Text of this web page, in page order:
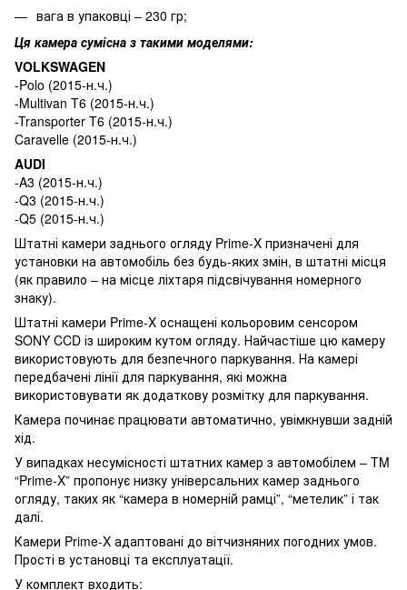
вага в упаковці – 230 гр;
Ця камера сумісна з такими моделями:
VOLKSWAGEN
-Polo (2015-н.ч.)
-Multivan T6 (2015-н.ч.)
-Transporter T6 (2015-н.ч.)
Caravelle (2015-н.ч.)
AUDI
-A3 (2015-н.ч.)
-Q3 (2015-н.ч.)
-Q5 (2015-н.ч.)
Штатні камери заднього огляду Prime-X призначені для
установки на автомобіль без будь-яких змін, в штатні місця
(як правило – на місце ліхтаря підсвічування номерного
знаку).
Штатні камери Prime-X оснащені кольоровим сенсором
SONY CCD із широким кутом огляду. Найчастіше цю камеру
використовують для безпечного паркування. На камері
передбачені лінії для паркування, які можна
використовувати як додаткову розмітку для паркування.
Камера починає працювати автоматично, увімкнувши задній
хід.
У випадках несумісності штатних камер з автомобілем – TM
“Prime-X” пропонує низку універсальних камер заднього
огляду, таких як “камера в номерній рамці”, “метелик” і так
далі.
Камери Prime-X адаптовані до вітчизняних погодних умов.
Прості в установці та експлуатації.
У комплект входить: